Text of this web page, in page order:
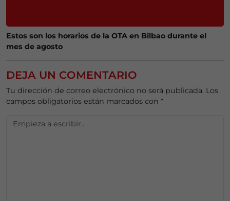
Estos son los horarios de la OTA en Bilbao durante el
mes de agosto
DEJA UN COMENTARIO
Tu dirección de correo electrónico no será publicada. Los
campos obligatorios están marcados con *